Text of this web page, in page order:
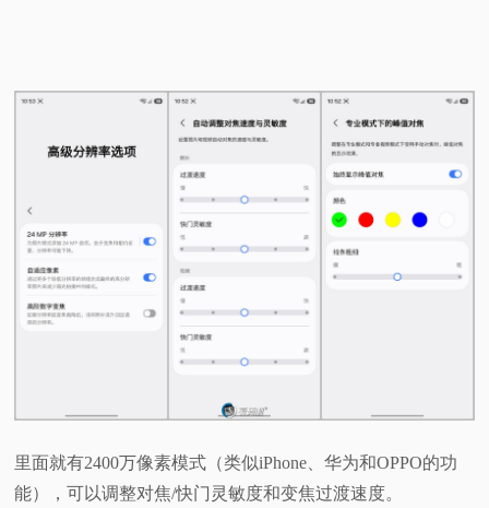
里面就有2400万像素模式（类似iPhone、华为和OPPO的功
能），可以调整对焦/快门灵敏度和变焦过渡速度。